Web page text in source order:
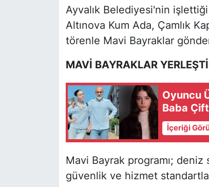
Ayvalık Belediyesi'nin
Altınova Kum Ada, Çamlık
törenle Mavi Bayraklar
MAVİ BAYRAKLAR
Oyuncu
Baba
İçeriği
Mavi Bayrak programı;
güvenlik ve hizmet